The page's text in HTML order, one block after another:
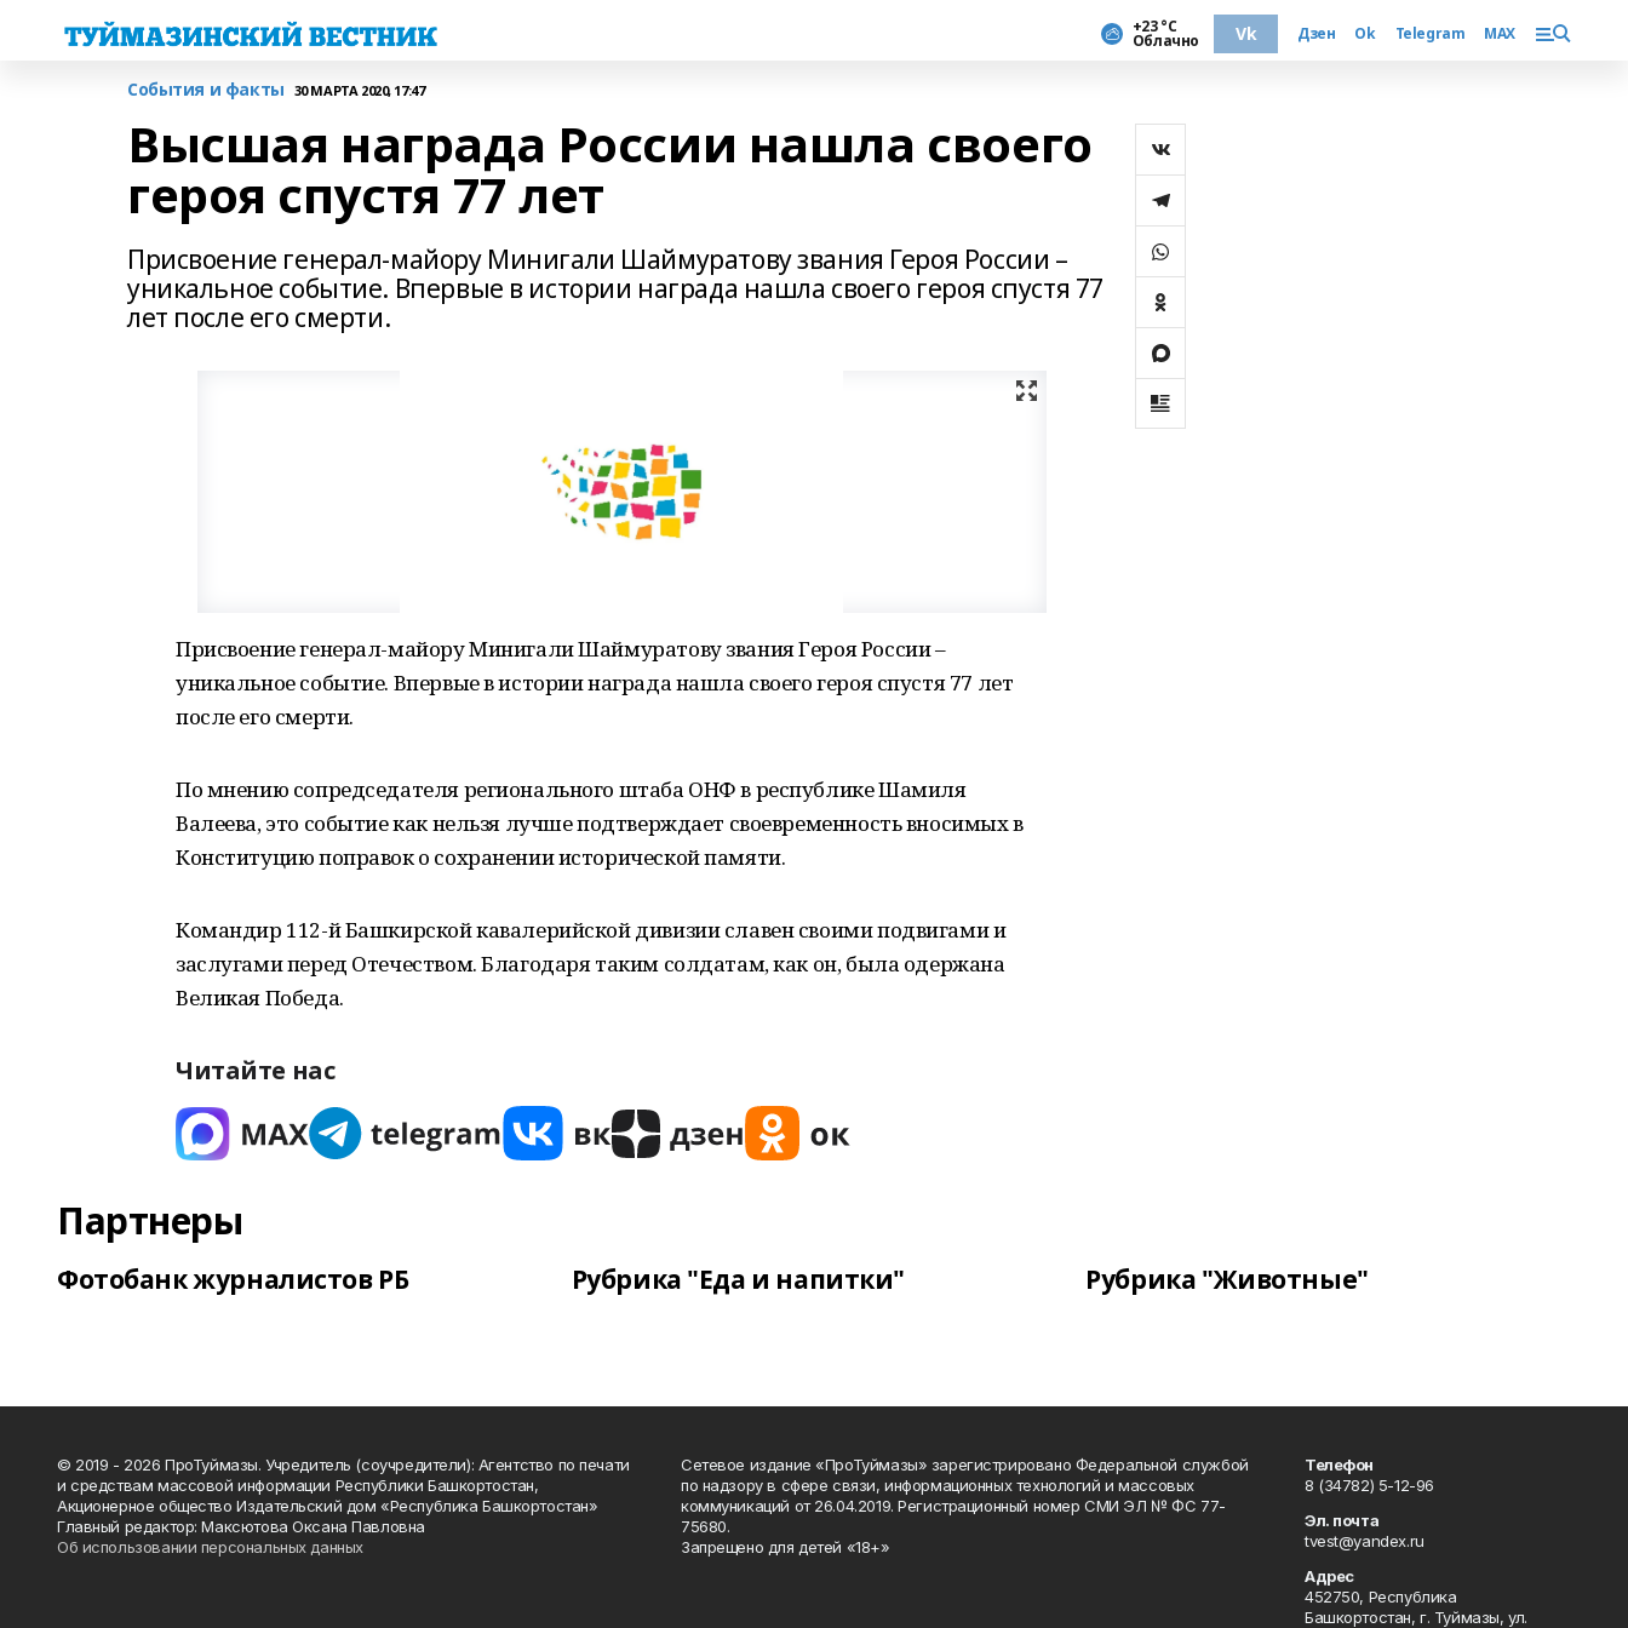
+23 °С
Облачно Vk Дзен Ok Telegram MAX
События и факты 30 МАРТА 2020, 17:47
Высшая награда России нашла своего
героя спустя 77 лет
Присвоение генерал-майору Минигали Шаймуратову звания Героя России –
уникальное событие. Впервые в истории награда нашла своего героя спустя 77
лет после его смерти.
Присвоение генерал-майору Минигали Шаймуратову звания Героя России –
уникальное событие. Впервые в истории награда нашла своего героя спустя 77 лет
после его смерти.
По мнению сопредседателя регионального штаба ОНФ в республике Шамиля
Валеева, это событие как нельзя лучше подтверждает своевременность вносимых в
Конституцию поправок о сохранении исторической памяти.
Командир 112-й Башкирской кавалерийской дивизии славен своими подвигами и
заслугами перед Отечеством. Благодаря таким солдатам, как он, была одержана
Великая Победа.
Читайте нас
Партнеры
Фотобанк журналистов РБ Рубрика "Еда и напитки" Рубрика "Животные"
© 2019 - 2026 ПроТуймазы. Учредитель (соучредители): Агентство по печати
и средствам массовой информации Республики Башкортостан,
Акционерное общество Издательский дом «Республика Башкортостан»
Главный редактор: Максютова Оксана Павловна
Об использовании персональных данных
Сетевое издание «ПроТуймазы» зарегистрировано Федеральной службой
по надзору в сфере связи, информационных технологий и массовых
коммуникаций от 26.04.2019. Регистрационный номер СМИ ЭЛ № ФС 77-
75680.
Запрещено для детей «18+»
Телефон
8 (34782) 5-12-96
Эл. почта
tvest@yandex.ru
Адрес
452750, Республика
Башкортостан, г. Туймазы, ул.